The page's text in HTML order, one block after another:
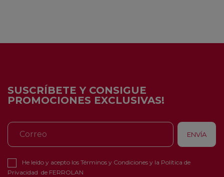
SUSCRÍBETE Y CONSIGUE
PROMOCIONES EXCLUSIVAS!
He leído y acepto los Términos y Condiciones y la Política de
Privacidad de FERROLAN